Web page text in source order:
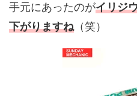
手元にあったのがイリジ
下がりますね（笑）